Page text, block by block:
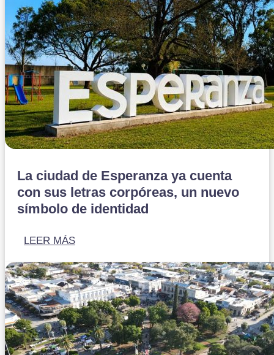
La ciudad de Esperanza ya cuenta
con sus letras corpóreas, un nuevo
símbolo de identidad
LEER MÁS